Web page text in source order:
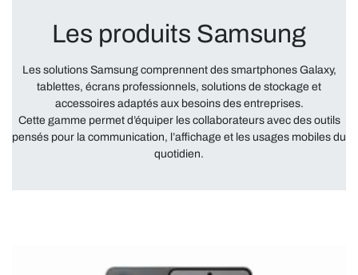
Les produits Samsung
Les solutions Samsung comprennent des smartphones Galaxy,
tablettes, écrans professionnels, solutions de stockage et
accessoires adaptés aux besoins des entreprises.
Cette gamme permet d’équiper les collaborateurs avec des outils
pensés pour la communication, l’affichage et les usages mobiles du
quotidien.